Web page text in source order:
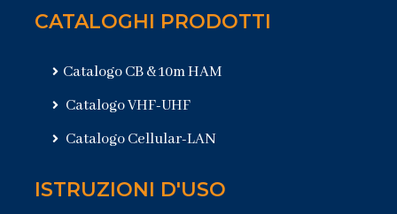
CATALOGHI PRODOTTI
Catalogo CB & 10m HAM
Catalogo VHF-UHF
Catalogo Cellular-LAN
ISTRUZIONI D'USO